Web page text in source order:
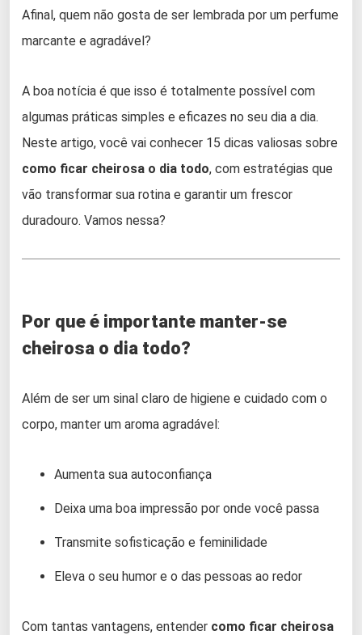
Afinal, quem não gosta de ser lembrada por um perfume
marcante e agradável?
A boa notícia é que isso é totalmente possível com
algumas práticas simples e eficazes no seu dia a dia.
Neste artigo, você vai conhecer 15 dicas valiosas sobre
como ficar cheirosa o dia todo, com estratégias que
vão transformar sua rotina e garantir um frescor
duradouro. Vamos nessa?
Por que é importante manter-se
cheirosa o dia todo?
Além de ser um sinal claro de higiene e cuidado com o
corpo, manter um aroma agradável:
Aumenta sua autoconfiança
Deixa uma boa impressão por onde você passa
Transmite sofisticação e feminilidade
Eleva o seu humor e o das pessoas ao redor
Com tantas vantagens, entender como ficar cheirosa